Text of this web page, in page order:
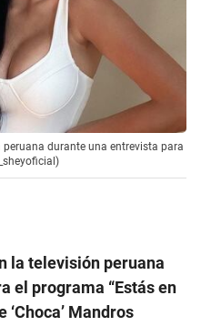
durante una entrevista para
la televisión peruana
el programa “Estás en
Mandros